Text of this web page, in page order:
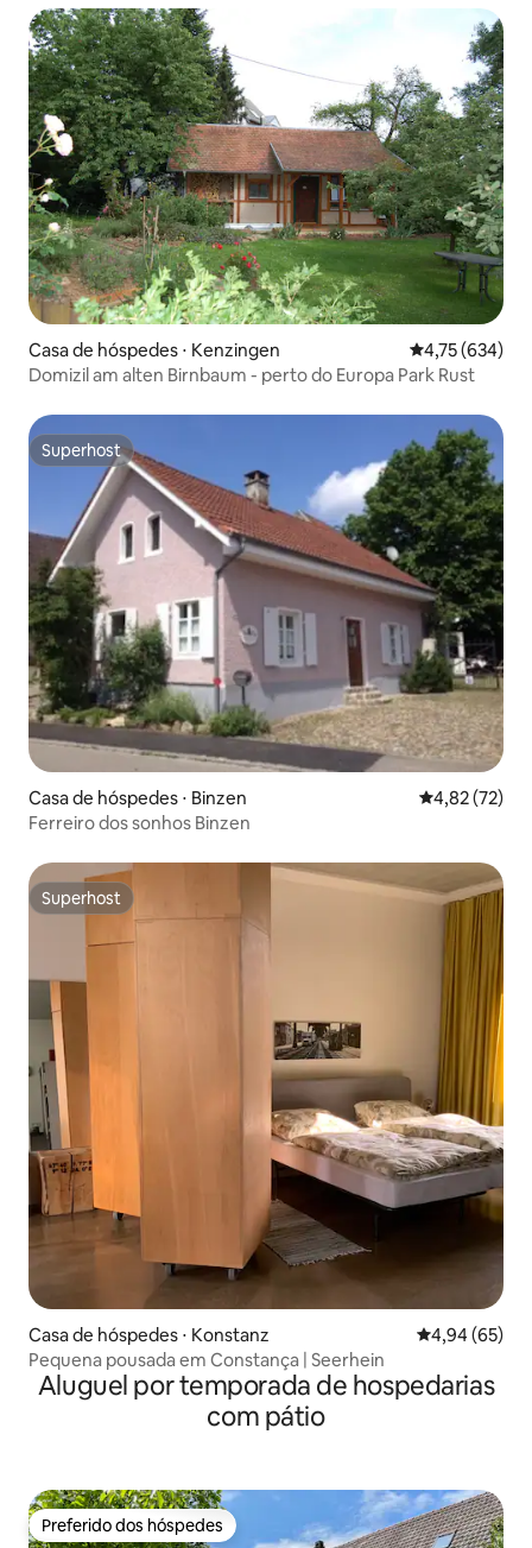
Casa de hóspedes ⋅ Kenzingen 4,75 de uma
4,75 (634)
Domizil am alten Birnbaum - perto do Europa Park Rust
Superhost
Superhost
Casa de hóspedes ⋅ Binzen 4,82 de uma
4,82 (72)
Ferreiro dos sonhos Binzen
Superhost
Superhost
Casa de hóspedes ⋅ Konstanz 4,94 de uma
4,94 (65)
Pequena pousada em Constança | Seerhein
Aluguel por temporada de hospedarias
com pátio
Preferido dos hóspedes
Preferido dos hóspedes